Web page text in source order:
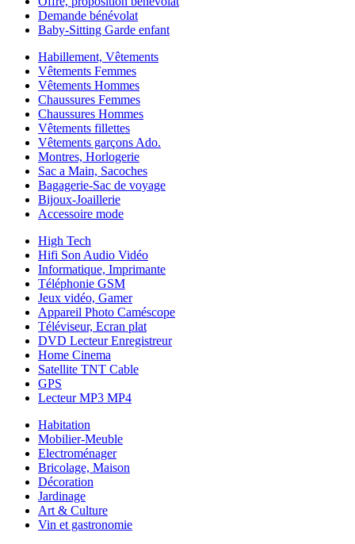
Demande bénévolat
Baby-Sitting Garde enfant
Habillement, Vêtements
Vêtements Femmes
Vêtements Hommes
Chaussures Femmes
Chaussures Hommes
Vêtements fillettes
Vêtements garçons Ado.
Montres, Horlogerie
Sac a Main, Sacoches
Bagagerie-Sac de voyage
Bijoux-Joaillerie
Accessoire mode
High Tech
Hifi Son Audio Vidéo
Informatique, Imprimante
Téléphonie GSM
Jeux vidéo, Gamer
Appareil Photo Caméscope
Téléviseur, Ecran plat
DVD Lecteur Enregistreur
Home Cinema
Satellite TNT Cable
GPS
Lecteur MP3 MP4
Habitation
Mobilier-Meuble
Electroménager
Bricolage, Maison
Décoration
Jardinage
Art & Culture
Vin et gastronomie